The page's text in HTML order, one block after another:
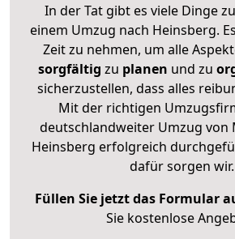
In der Tat gibt es viele Dinge
einem Umzug nach Heinsberg.
Zeit zu nehmen, um alle
sorgfältig zu planen und zu
sicherzustellen, dass alles
Mit der richtigen
deutschlandweiter Umzug von
Heinsberg erfolgreich
dafür sorgen wir.
Füllen Sie jetzt das Formular
Sie kostenlose